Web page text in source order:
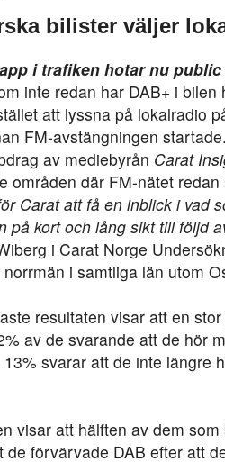
bilister väljer
i trafiken hotar nu
inte redan har DAB+ i
att lyssna på lokalradio
FM-avstängningen
av mediebyrån Carat
områden där FM-nätet redan
Carat att få en inblick i vad
på kort och lång sikt till följd
i Carat Norge
i samtliga län utom
resultaten visar att en
av de svarande att de hör
svarar att de inte längre
visar att hälften av dem
de förvärvade DAB efter att